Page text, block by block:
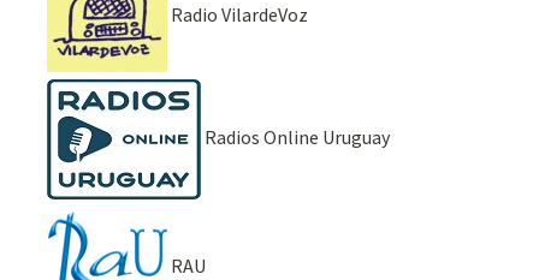
Radio VilardeVoz
Radios Online Uruguay
RAU